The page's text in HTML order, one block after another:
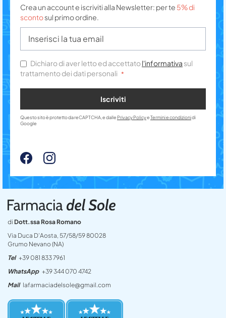
di Dott.ssa Rosa Romano
Via Duca D’Aosta, 57/58/59 80028
Grumo Nevano (NA)
Tel +39 081 833 7961
WhatsApp +39 344 070 4742
Mail lafarmaciadelsole@gmail.com
Crea un account e iscriviti alla Newsletter: per te 5% di
scontosul primo ordine.
Dichiaro di aver letto ed accettatol'informativa sul
trattamento dei dati personali
Iscriviti
Questo sito è protetto da reCAPTCHA, e dalle Privacy PolicyeTermini e condizionidi
Google